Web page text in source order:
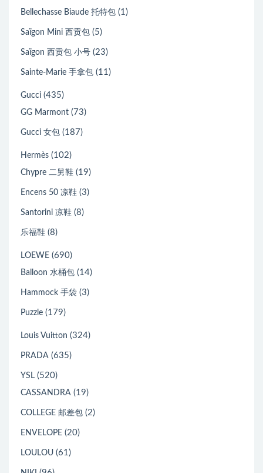
Bellechasse Biaude 托特包 (1)
Saïgon Mini 西贡包 (5)
Saïgon 西贡包 小号 (23)
Sainte-Marie 手拿包 (11)
Gucci (435)
GG Marmont (73)
Gucci 女包 (187)
Hermès (102)
Chypre 二舅鞋 (19)
Encens 50 凉鞋 (3)
Santorini 凉鞋 (8)
乐福鞋 (8)
LOEWE (690)
Balloon 水桶包 (14)
Hammock 手袋 (3)
Puzzle (179)
Louis Vuitton (324)
PRADA (635)
YSL (520)
CASSANDRA (19)
COLLEGE 邮差包 (2)
ENVELOPE (20)
LOULOU (61)